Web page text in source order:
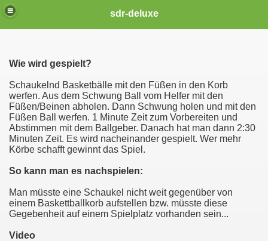
sdr-deluxe
Wie wird gespielt?
Schaukelnd Basketbälle mit den Füßen in den Korb
werfen. Aus dem Schwung Ball vom Helfer mit den
Füßen/Beinen abholen. Dann Schwung holen und mit den
Füßen Ball werfen. 1 Minute Zeit zum Vorbereiten und
Abstimmen mit dem Ballgeber. Danach hat man dann 2:30
Minuten Zeit. Es wird nacheinander gespielt. Wer mehr
Körbe schafft gewinnt das Spiel.
So kann man es nachspielen:
Man müsste eine Schaukel nicht weit gegenüber von
einem Baskettballkorb aufstellen bzw. müsste diese
Gegebenheit auf einem Spielplatz vorhanden sein...
Video